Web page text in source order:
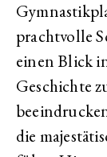
prachtvolle
einen Blick
Geschichte
die